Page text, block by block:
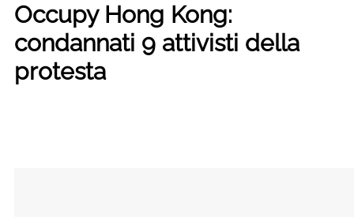
Occupy Hong Kong:
condannati 9 attivisti della
protesta